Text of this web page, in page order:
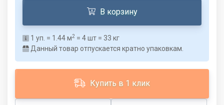
В корзину
1 уп. = 1.44м2 = 4шт = 33 кг
Данный товар отпускается кратно упаковкам.
Купить в 1 клик